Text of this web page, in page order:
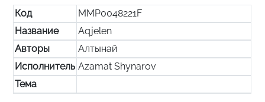
Код
MMP0048221F
Название
Aqjelen
Авторы
Алтынай
Исполнитель Azamat Shynarov
Тема